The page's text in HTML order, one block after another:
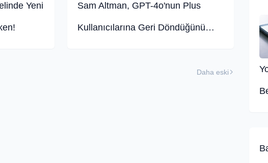
Yeni Sam Altman, GPT-4o'nun Plus
Kullanıcılarına Geri Döndüğünü
Daha eski